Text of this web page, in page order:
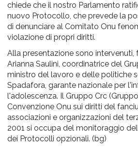
chiede che il nostro Parlamento
nuovo Protocollo, che prevede la
di denunciare al Comitato Onu
violazione di propri diritti.
Alla presentazione sono intervenuti,
Arianna Saulini, coordinatrice del
ministro del lavoro e delle politiche
Spadafora, garante nazionale per
l'adolescenza. Il Gruppo Crc
Convenzione Onu sui diritti del
associazioni e organizzazioni del
2001 si occupa del monitoraggio
dei Protocolli opzionali. (bg)